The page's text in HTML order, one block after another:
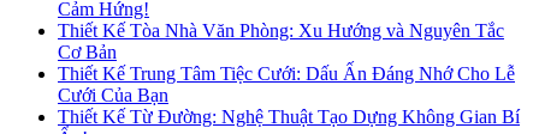
Cảm Hứng!
Thiết Kế Tòa Nhà Văn Phòng: Xu Hướng và Nguyên Tắc
Cơ Bản
Thiết Kế Trung Tâm Tiệc Cưới: Dấu Ấn Đáng Nhớ Cho Lễ
Cưới Của Bạn
Thiết Kế Từ Đường: Nghệ Thuật Tạo Dựng Không Gian Bí